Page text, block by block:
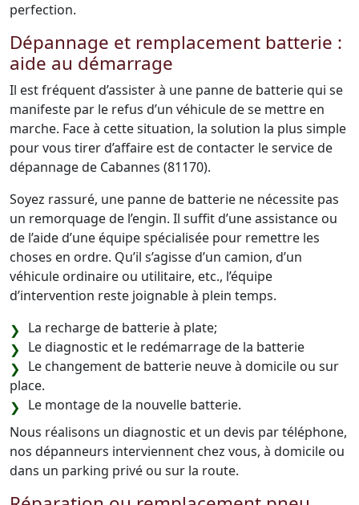
perfection.
Dépannage et remplacement batterie :
aide au démarrage
Il est fréquent d’assister à une panne de batterie qui se
manifeste par le refus d’un véhicule de se mettre en
marche. Face à cette situation, la solution la plus simple
pour vous tirer d’affaire est de contacter le service de
dépannage de Cabannes (81170).
Soyez rassuré, une panne de batterie ne nécessite pas
un remorquage de l’engin. Il suffit d’une assistance ou
de l’aide d’une équipe spécialisée pour remettre les
choses en ordre. Qu’il s’agisse d’un camion, d’un
véhicule ordinaire ou utilitaire, etc., l’équipe
d’intervention reste joignable à plein temps.
La recharge de batterie à plate;
Le diagnostic et le redémarrage de la batterie
Le changement de batterie neuve à domicile ou sur
place.
Le montage de la nouvelle batterie.
Nous réalisons un diagnostic et un devis par téléphone,
nos dépanneurs interviennent chez vous, à domicile ou
dans un parking privé ou sur la route.